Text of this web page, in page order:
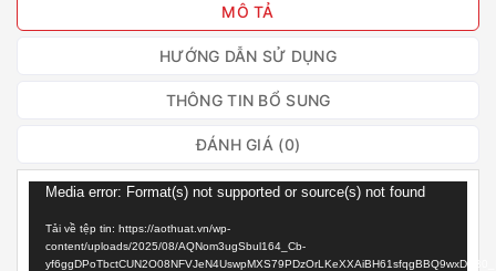
MÔ TẢ
HƯỚNG DẪN SỬ DỤNG
THÔNG TIN BỔ SUNG
ĐÁNH GIÁ (0)
Trình
chơi
Video
Media error: Format(s) not supported or source(s) not found
Tải về tệp tin: https://aothuat.vn/wp-
content/uploads/2025/08/AQNom3ugSbul164_Cb-